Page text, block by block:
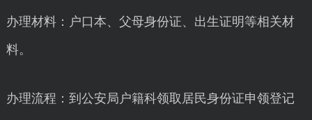
办理材料：户口本、父母身份证、出生证明等相关材
料。
办理流程：到公安局户籍科领取居民身份证申领登记